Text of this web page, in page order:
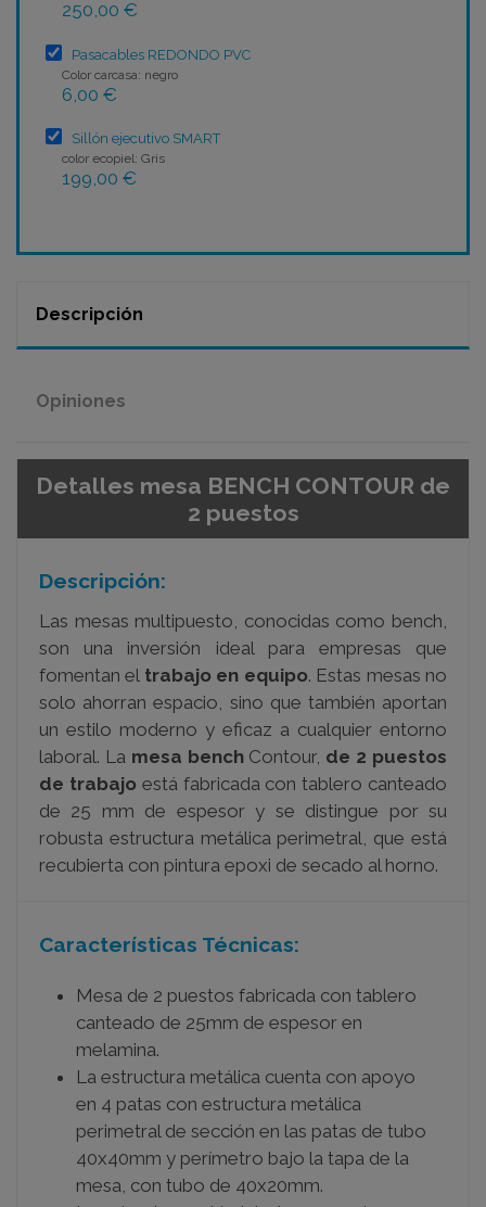
250,00 €
Pasacables REDONDO PVC
Color carcasa: negro
6,00 €
Sillón ejecutivo SMART
color ecopiel: Gris
199,00 €
Descripción
Opiniones
Detalles mesa BENCH CONTOUR de
2 puestos
Descripción:
Las mesas multipuesto, conocidas como bench,
son una inversión ideal para empresas que
fomentan el trabajo en equipo. Estas mesas no
solo ahorran espacio, sino que también aportan
un estilo moderno y eficaz a cualquier entorno
laboral. La mesa benchContour, de 2 puestos
de trabajoestá fabricada con tablero canteado
de 25 mm de espesor y se distingue por su
robusta estructura metálica perimetral, que está
recubierta con pintura epoxi de secado al horno.
Características Técnicas:
Mesa de 2 puestos fabricada con tablero
canteado de 25mm de espesor en
melamina.
La estructura metálica cuenta con apoyo
en 4 patas con estructura metálica
perimetral de sección en las patas de tubo
40x40mm y perímetro bajo la tapa de la
mesa, con tubo de 40x20mm.